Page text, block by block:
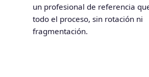
un profesional de referencia
todo el proceso, sin rotación ni
fragmentación.